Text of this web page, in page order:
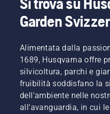
Garden
Alimentata dalla
1689, Husqvarna offre
silvicoltura, parchi e
fruibilità soddisfano la
dell'ambiente nelle
all'avanguardia, in cui